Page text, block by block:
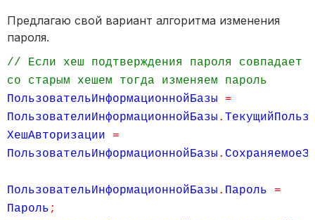
Предлагаю свой вариант алгоритма изменения
пароля.
// Если хеш подтверждения пароля совпадает
со старым хешем тогда изменяем пароль
ПользовательИнформационнойБазы =
ПользователиИнформационнойБазы .
ХешАвторизации =
ПользовательИнформационнойБазы .
ПользовательИнформационнойБазы . Пароль =
Пароль ;